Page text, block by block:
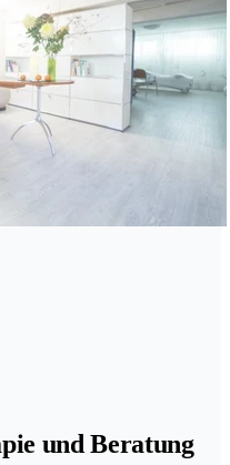
und Beratung